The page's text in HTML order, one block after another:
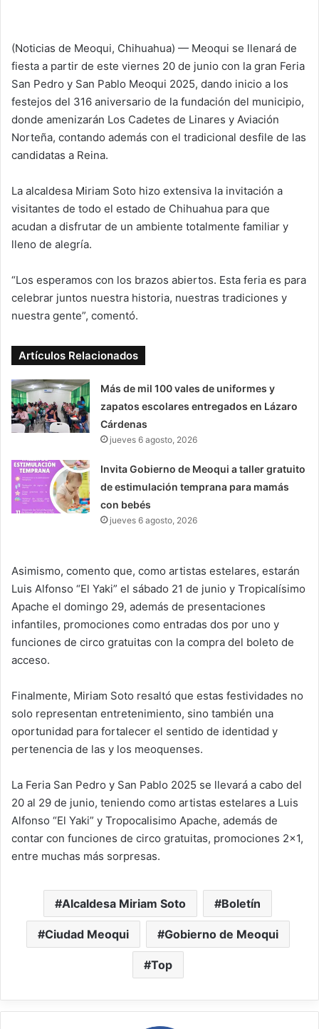
(Noticias de Meoqui, Chihuahua) — Meoqui se llenará de
fiesta a partir de este viernes 20 de junio con la gran Feria
San Pedro y San Pablo Meoqui 2025, dando inicio a los
festejos del 316 aniversario de la fundación del municipio,
donde amenizarán Los Cadetes de Linares y Aviación
Norteña, contando además con el tradicional desfile de las
candidatas a Reina.
La alcaldesa Miriam Soto hizo extensiva la invitación a
visitantes de todo el estado de Chihuahua para que
acudan a disfrutar de un ambiente totalmente familiar y
lleno de alegría.
“Los esperamos con los brazos abiertos. Esta feria es para
celebrar juntos nuestra historia, nuestras tradiciones y
nuestra gente”, comentó.
Artículos Relacionados
Más de mil 100 vales de uniformes y
zapatos escolares entregados en Lázaro
Cárdenas
jueves 6 agosto, 2026
Invita Gobierno de Meoqui a taller gratuito
de estimulación temprana para mamás
con bebés
jueves 6 agosto, 2026
Asimismo, comento que, como artistas estelares, estarán
Luis Alfonso “El Yaki” el sábado 21 de junio y Tropicalísimo
Apache el domingo 29, además de presentaciones
infantiles, promociones como entradas dos por uno y
funciones de circo gratuitas con la compra del boleto de
acceso.
Finalmente, Miriam Soto resaltó que estas festividades no
solo representan entretenimiento, sino también una
oportunidad para fortalecer el sentido de identidad y
pertenencia de las y los meoquenses.
La Feria San Pedro y San Pablo 2025 se llevará a cabo del
20 al 29 de junio, teniendo como artistas estelares a Luis
Alfonso “El Yaki” y Tropocalisimo Apache, además de
contar con funciones de circo gratuitas, promociones 2×1,
entre muchas más sorpresas.
Alcaldesa Miriam Soto Boletín
Ciudad Meoqui Gobierno de Meoqui
Top